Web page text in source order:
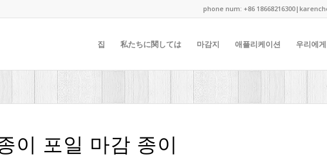
phone num: +86 18668216300|
집 私たちに関しては 마감지 애플리케이션 우리에
이 포일 마감 종이